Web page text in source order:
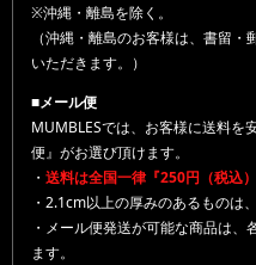
※沖縄・離島を除く。
（沖縄・離島のお客様は、書留
いただきます。）
■メール便
MUMBLESでは、お客様に送料を
便』がお選び頂けます。
・ 送料は全国一律『250円（税込）
・2.1cm以上の厚みのあるものは
・メール便発送が可能な商品は
ます。